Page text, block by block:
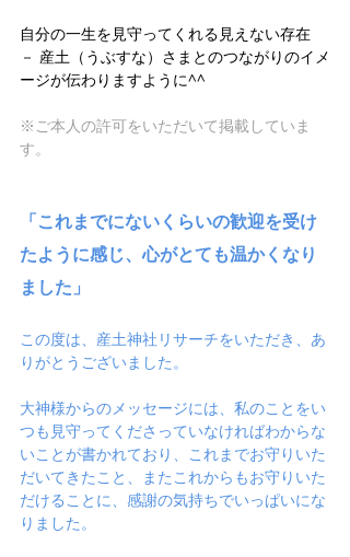
自分の一生を見守ってくれる見えない存在
－ 産土（うぶすな）さまとのつながりのイメ
ージが伝わりますように^^
※ご本人の許可をいただいて掲載していま
す。
「これまでにないくらいの歓迎を受け
たように感じ、心がとても温かくなり
ました」
この度は、産土神社リサーチをいただき、あ
りがとうございました。
大神様からのメッセージには、私のことをい
つも見守ってくださっていなければわからな
いことが書かれており、これまでお守りいた
だいてきたこと、またこれからもお守りいた
だけることに、感謝の気持ちでいっぱいにな
りました。